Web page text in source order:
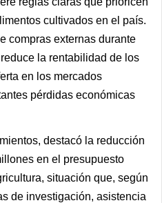
cultivados en el país.
compras externas durante
la rentabilidad de los
en los mercados
pérdidas económicas
destacó la reducción
en el presupuesto
situación que, según
de investigación, asistencia